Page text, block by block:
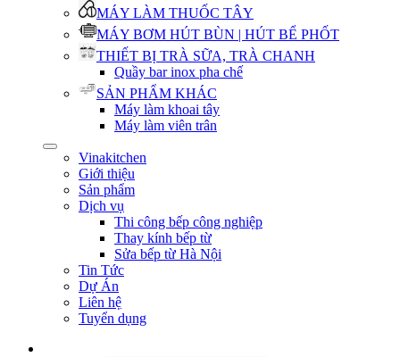
MÁY LÀM THUỐC TÂY
MÁY BƠM HÚT BÙN | HÚT BỂ PHỐT
THIẾT BỊ TRÀ SỮA, TRÀ CHANH
Quầy bar inox pha chế
SẢN PHẨM KHÁC
Máy làm khoai tây
Máy làm viên trân
Vinakitchen
Giới thiệu
Sản phẩm
Dịch vụ
Thi công bếp công nghiệp
Thay kính bếp từ
Sửa bếp từ Hà Nội
Tin Tức
Dự Án
Liên hệ
Tuyển dụng